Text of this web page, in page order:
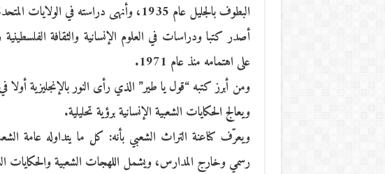
البطوف بالجليل عام 1935، وأنهى دراسته في الولايات المتحدة، وعمل في عدة جامعات أميركية وفلسطينية.
أصدر كتبا ودراسات في العلوم الإنسانية والثقافة
على اهتمامه منذ عام 1971.
ويعالج الحكايات الشعبية الإنسانية برؤية تحليلية.
ويعرّف كناعنة التراث الشعبي بأنه: كل ما يتداوله عامة
رسمي وخارج المدارس، ويشمل اللهجات الشعبية والحكايات